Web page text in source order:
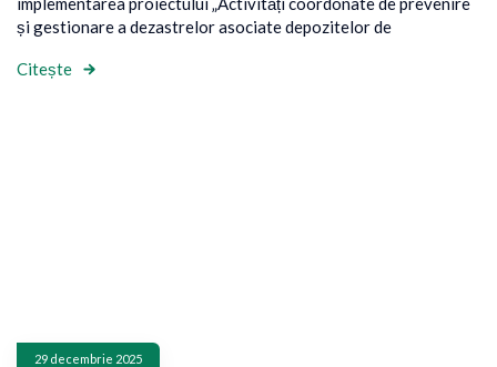
și gestionare a dezastrelor asociate depozitelor de
Citește
29 decembrie 2025